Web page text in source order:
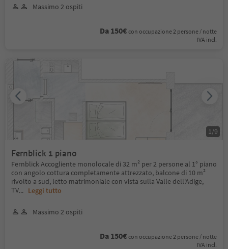
Massimo 2 ospiti
Da 150€ con occupazione 2 persone / notte
IVA incl.
Fernblick 1 piano
Fernblick Accogliente monolocale di 32 m² per 2 persone al 1° piano
con angolo cottura completamente attrezzato, balcone di 10 m²
rivolto a sud, letto matrimoniale con vista sulla Valle dell'Adige,
TV... Leggi tutto
Massimo 2 ospiti
Da 150€ con occupazione 2 persone / notte
IVA incl.
1 /9